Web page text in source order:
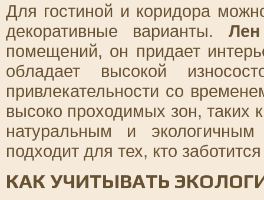
Для гостиной и коридора
декоративные варианты. Лен
помещений, он придает
обладает высокой
привлекательности со
высоко проходимых зон, таких
натуральным и
подходит для тех, кто
КАК УЧИТЫВАТЬ